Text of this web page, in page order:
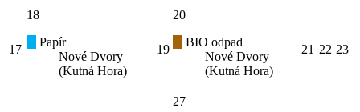
17
18
Papír
Nové Dvory
(Kutná Hora)
19
20
BIO odpad
Nové Dvory
(Kutná Hora)
21 22 23
27